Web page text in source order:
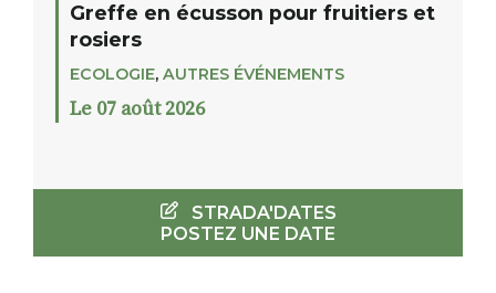
Greffe en écusson pour fruitiers et
rosiers
ECOLOGIE, AUTRES ÉVÉNEMENTS
Le 07 août 2026
STRADA'DATES
POSTEZ UNE DATE